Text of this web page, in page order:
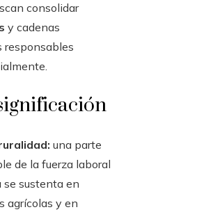
consolidar
y cadenas
responsables
una parte
de la fuerza laboral
se sustenta en
agrícolas y en